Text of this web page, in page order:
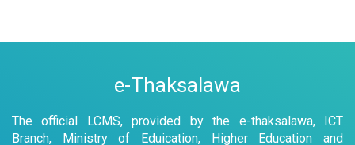
e-Thaksalawa
The official LCMS, provided by the e-thaksalawa, ICT
Branch, Ministry of Eduication, Higher Education and